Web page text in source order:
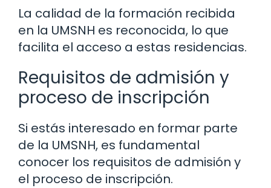
La calidad de la formación recibida
en la UMSNH es reconocida, lo que
facilita el acceso a estas residencias.
Requisitos de admisión y
proceso de inscripción
Si estás interesado en formar parte
de la UMSNH, es fundamental
conocer los requisitos de admisión y
el proceso de inscripción.